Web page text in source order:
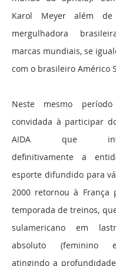
Karol Meyer além
mergulhadora
marcas mundiais, se
com o brasileiro Américo
Neste mesmo
convidada à participar
AIDA que
definitivamente a
esporte difundido para
2000 retornou à França
temporada de treinos,
sulamericano em
absoluto (feminino
atingindo a